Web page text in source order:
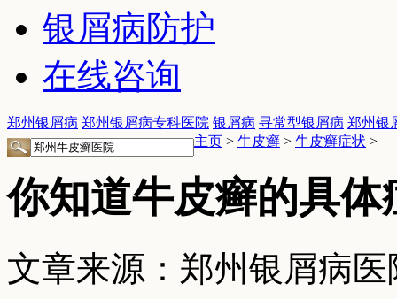
银屑病防护
在线咨询
郑州银屑病 郑州银屑病专科医院 银屑病 寻常型银屑病 郑州银
主页 > 牛皮癣 > 牛皮癣症状 >
你知道牛皮癣的具体
文章来源：郑州银屑病医